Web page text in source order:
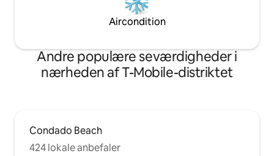
Aircondition
Andre populære seværdigheder i
nærheden af T-Mobile-distriktet
Condado Beach
424 lokale anbefaler